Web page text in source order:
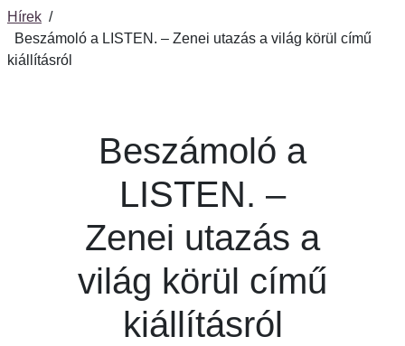
Hírek /
Beszámoló a LISTEN. – Zenei utazás a világ körül című
kiállításról
Beszámoló a
LISTEN. –
Zenei utazás a
világ körül című
kiállításról